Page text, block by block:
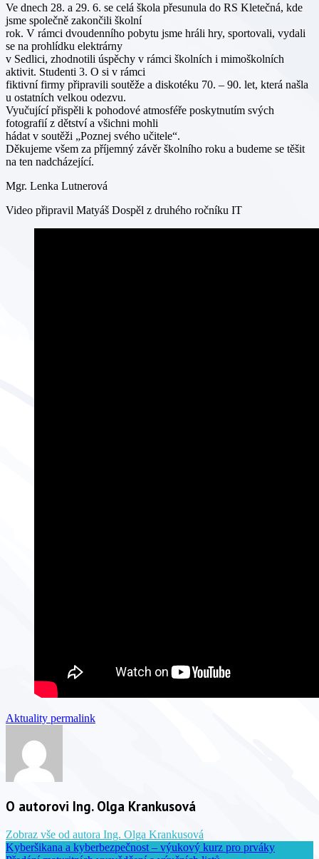
Ve dnech 28. a 29. 6. se celá škola přesunula do RS Kletečná, kde
jsme společně zakončili školní
rok. V rámci dvoudenního pobytu jsme hráli hry, sportovali, vydali
se na prohlídku elektrárny
v Sedlici, zhodnotili úspěchy v rámci školních i mimoškolních
aktivit. Studenti 3. O si v rámci
fiktivní firmy připravili soutěže a diskotéku 70. – 90. let, která našla
u ostatních velkou odezvu.
Vyučující přispěli k pohodové atmosféře poskytnutím svých
fotografií z dětství a všichni mohli
hádat v soutěži „Poznej svého učitele“.
Děkujeme všem za příjemný závěr školního roku a budeme se těšit
na ten nadcházející.
Mgr. Lenka Lutnerová
Video připravil Matyáš Dospěl z druhého ročníku IT
Aktuality permalink
O autorovi Ing. Olga Krankusová
Zobraz vše od autora Ing. Olga Krankusová
Kyberšikana a kyberbezpečnost – výukový kurz pro prváky